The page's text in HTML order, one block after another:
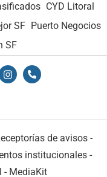
CYD Litoral
SF Puerto Negocios
SF
de avisos -
institucionales -
- MediaKit